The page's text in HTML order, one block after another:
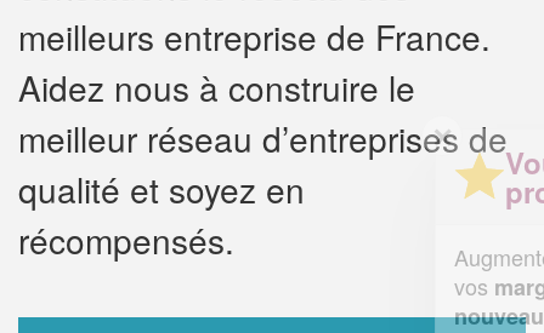
meilleurs entreprise de France.
Aidez nous à construire le
meilleur réseau d’entreprises de
qualité et soyez en
récompensés.
✕
Vous êtes un
professionnel ?
chiffre
tout en gagnant
nouveaux clients!